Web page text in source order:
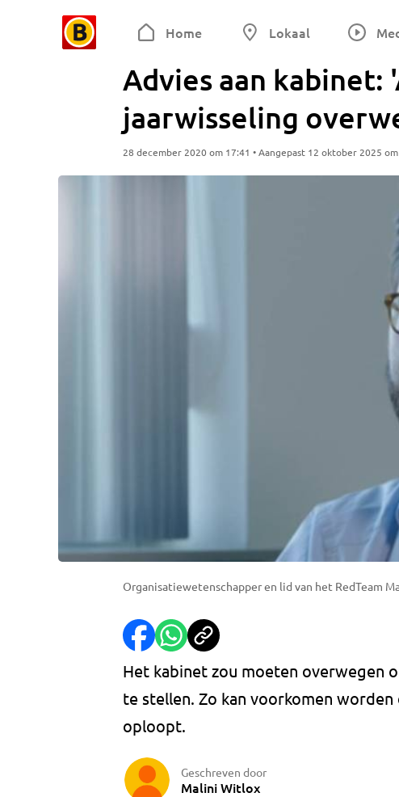
Home Lokaal
Advies aan
jaarwisseling
28 december 2020 om 17:41 • Aangepast 12 oktober 2025
Organisatiewetenschapper en lid van het RedTeam
Het kabinet zou moeten overwegen
te stellen. Zo kan voorkomen
oploopt.
Geschreven door
Malini Witlox